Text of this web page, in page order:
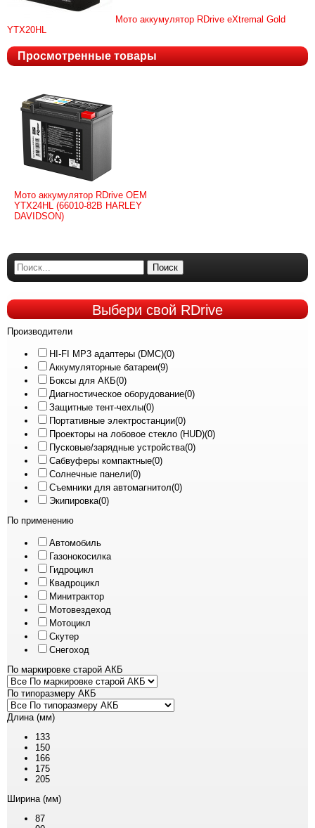
Мото аккумулятор RDrive eXtremal Gold
YTX20HL
Просмотренные товары
Мото аккумулятор RDrive OEM
YTX24HL (66010-82B HARLEY
DAVIDSON)
Поиск
Выберисвой RDrive
Производители
HI-FI MP3 адаптеры (DMC)(0)
Аккумуляторные батареи(9)
Боксы для АКБ(0)
Диагностическое оборудование(0)
Защитные тент-чехлы(0)
Портативные электростанции(0)
Проекторы на лобовое стекло (HUD)(0)
Пусковые/зарядные устройства(0)
Сабвуферы компактные(0)
Солнечные панели(0)
Съемники для автомагнитол(0)
Экипировка(0)
По применению
Автомобиль
Газонокосилка
Гидроцикл
Квадроцикл
Минитрактор
Мотовездеход
Мотоцикл
Скутер
Снегоход
По маркировке старой АКБ
По типоразмеру АКБ
Длина (мм)
133
150
166
175
205
Ширина (мм)
87